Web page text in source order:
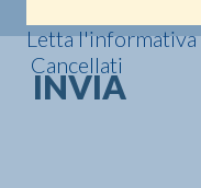
Letta
Cancellati